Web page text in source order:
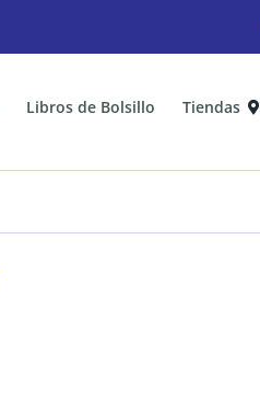
Libros de Bolsillo Tiendas